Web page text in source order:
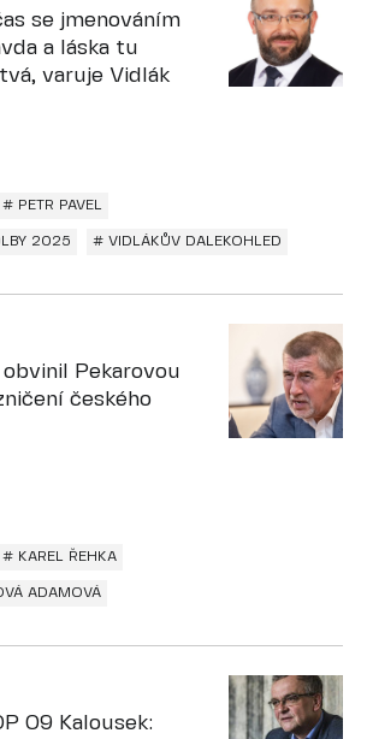
se jmenováním
a láska tu
varuje Vidlák
# PETR PAVEL
2025 # VIDLÁKŮV DALEKOHLED
Pekarovou
českého
# KAREL ŘEHKA
ADAMOVÁ
09 Kalousek: